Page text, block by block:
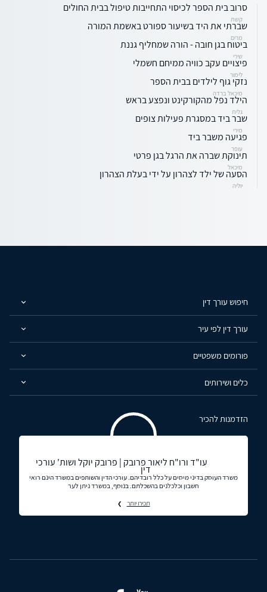
סרוב בית הספר לכיסוי התחייבות טיפול בבית החולים
קשת
שברתי את היד בשיעור ספורט באשמת המורה
מרים
ביטוח בגן חובה - הורה שמחליף גננת
שירי
פיצויים עקב כוויה ממיחם חשמלי
לימור
נזקי גוף לילדים בבית הספר
מיכאל ברדה
הילד נפל מהקורקינט ונפצע בראש
גלית
שבר ביד במסגרת פעילות צופים
מירי
פגיעה משבר ביד
עופר
תינוקת שברה את הרגל בגן פרטי
מיכאל
הסעה של ילד לצהרון על ידי בעלת הצהרון
יוליה
חיפוש עורך דין
עורך דין לפי עיר
פורומים משפטיים
כלים ושירותים
הזדמנות להכיר
עו"ד ורו"ח ליאור פרובק | פרובק יוקל ושות' עורכי
דין
משרד העוסק בדיני מיסים על כלל רובדיהם. עורכי הדין והשותפים במשרד הינם רואי
חשבון וכלכלנים בהשכלתם. בנוסף, במשרד ניתן לער
תכירו יותר